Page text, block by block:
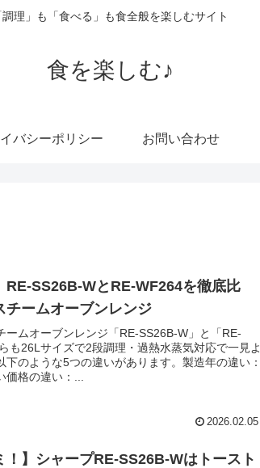
調理」も「食べる」も食全般を楽しむサイト
食を楽しむ♪
バシーポリシー お問い合わせ
RE-SS26B-WとRE-WF264を徹底比
チームオーブンレンジ
ームオーブンレンジ「RE-SS26B-W」と「RE-
も26Lサイズで2段調理・過熱水蒸気対応で一見よ
下のような5つの違いがあります。製造年の違い：
格の違い：...
2026.02.05
！】シャープRE-SS26B-Wはトースト